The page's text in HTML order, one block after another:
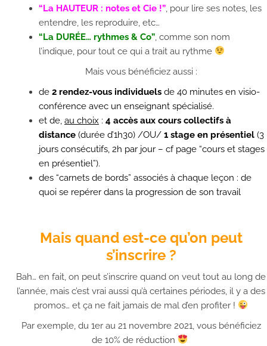
“La HAUTEUR : notes et Cie !”, pour lire ses notes, les
entendre, les reproduire, etc…
“La DURÉE… rythmes & Co”, comme son nom
l’indique, pour tout ce qui a trait au rythme
Mais vous bénéficiez aussi :
de 2 rendez-vous individuels de 40 minutes en visio-
conférence avec un enseignant spécialisé.
et de, au choix : 4 accès aux cours collectifs à
distance (durée d’1h30) /OU/ 1 stage en présentiel (3
jours consécutifs, 2h par jour – cf page “cours et stages
en présentiel”).
des “carnets de bords” associés à chaque leçon : de
quoi se repérer dans la progression de son travail
Mais quand est-ce qu’on peut
s’inscrire ?
Bah… en fait, on peut s’inscrire quand on veut tout au long de
l’année, mais c’est vrai aussi qu’à certaines périodes, il y a des
promos… et ça ne fait jamais de mal d’en profiter !
Par exemple, du 1er au 21 novembre 2021, vous bénéficiez
de 10% de réduction